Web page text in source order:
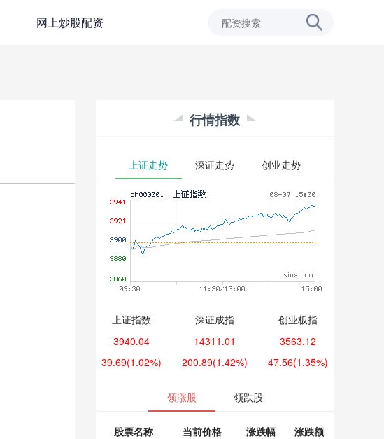
网上炒股配资
行情指数
上证走势 深证走势 创业走势
上证指数
3940.04
39.69(1.02%)
深证成指
14311.01
200.89(1.42%)
创业板指
3563.12
47.56(1.35%)
领涨股 领跌股
股票名称 当前价格 涨跌幅 涨跌额